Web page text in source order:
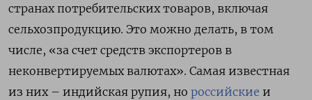
странах потребительских товаров, включая
сельхозпродукцию. Это можно делать, в том
числе, «за счет средств экспортеров в
неконвертируемых валютах». Самая известная
из них – индийская рупия, но российские и